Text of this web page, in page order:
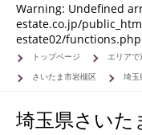
Warning: Undefined
estate.co.jp/
estate02/functions.php
トップページ エリアで
さいたま市岩槻区
埼玉
埼玉県さいた